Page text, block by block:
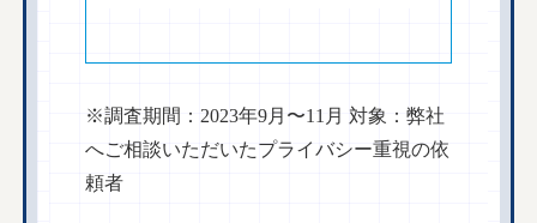
※調査期間：2023年9月〜11月 対象：弊社
へご相談いただいたプライバシー重視の依
頼者